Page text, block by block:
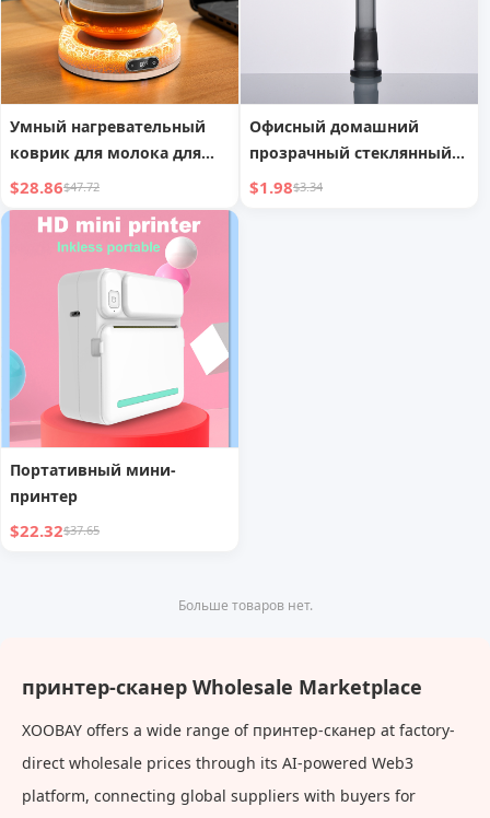
Умный нагревательный
коврик для молока для
офисного стола с
цифровым дисплеем
$28.86$47.72
Офисный домашний
прозрачный стеклянный
стержень для вставки
$1.98$3.34
Портативный мини-
принтер
$22.32$37.65
Больше товаров нет.
принтер-сканер Wholesale Marketplace
XOOBAY offers a wide range of принтер-сканер at factory-
direct wholesale prices through its AI-powered Web3
platform, connecting global suppliers with buyers for